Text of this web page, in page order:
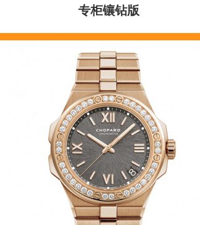
专柜镶钻版